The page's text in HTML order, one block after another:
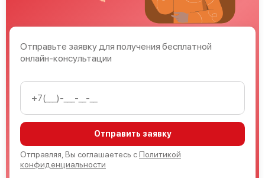
Bosch HSF152ARF
Bosch HSF122C
Отправьте заявку для получения бесплатной
онлайн-консультации
Отправить заявку
Отправляя, Вы соглашаетесь сПолитикой
конфиденциальности